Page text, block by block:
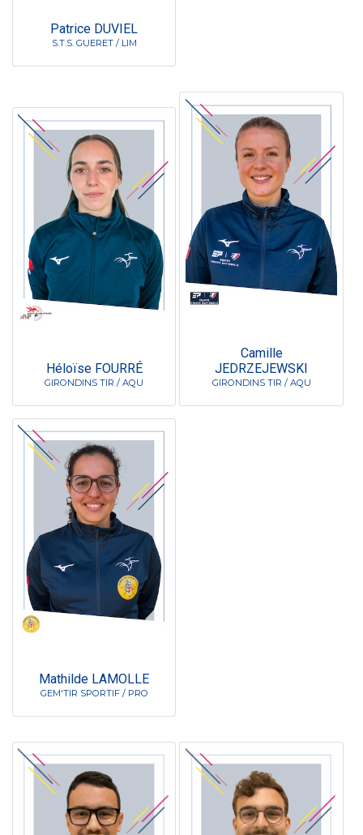
Patrice DUVIEL
S.T.S. GUERET / LIM
Héloïse FOURRÉ
GIRONDINS TIR / AQU
Camille
JEDRZEJEWSKI
GIRONDINS TIR / AQU
Mathilde LAMOLLE
GEM'TIR SPORTIF / PRO